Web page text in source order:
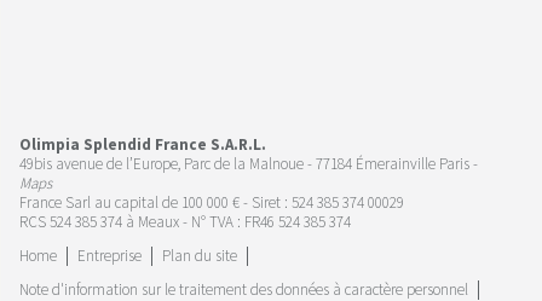
Olimpia Splendid France S.A.R.L.
49bis avenue de l’Europe, Parc de la Malnoue - 77184 Émerainville Paris -
Maps
France Sarl au capital de 100 000 € - Siret : 524 385 374 00029
RCS 524 385 374 à Meaux - N° TVA : FR46 524 385 374
Home
Entreprise
Plan du site
Note d'information sur le traitement des données à caractère personnel